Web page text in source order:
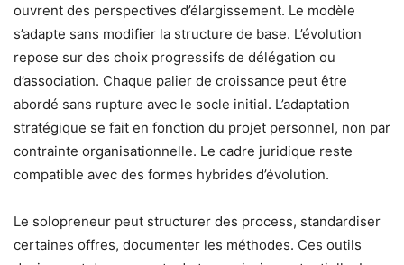
ouvrent des perspectives d’élargissement. Le modèle
s’adapte sans modifier la structure de base. L’évolution
repose sur des choix progressifs de délégation ou
d’association. Chaque palier de croissance peut être
abordé sans rupture avec le socle initial. L’adaptation
stratégique se fait en fonction du projet personnel, non par
contrainte organisationnelle. Le cadre juridique reste
compatible avec des formes hybrides d’évolution.
Le solopreneur peut structurer des process, standardiser
certaines offres, documenter les méthodes. Ces outils